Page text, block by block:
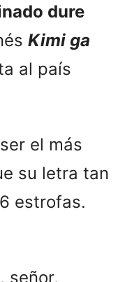
dure
Kimi ga
al país
el más
su letra tan
estrofas.
señor,